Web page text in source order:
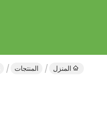
المنزل المنتجات